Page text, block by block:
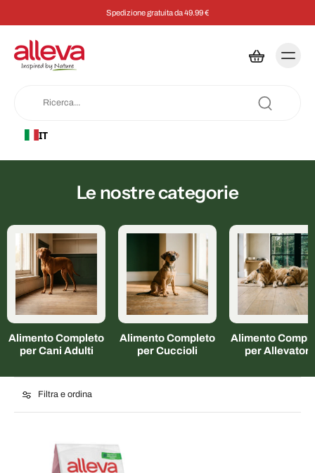
Spedizione gratuita da 49.99 €
IT
Le nostre categorie
Alimento Completo
per Cani Adulti
Alimento Completo
per Cuccioli
Alimento
per Allevatori
Filtra e ordina